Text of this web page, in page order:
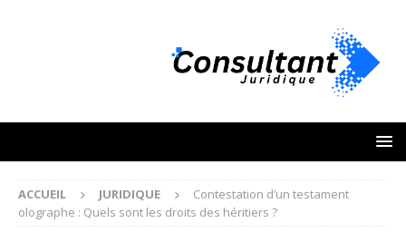
ACCUEIL JURIDIQUE
Contestation d’un testament
olographe : Quels sont les droits des héritiers ?